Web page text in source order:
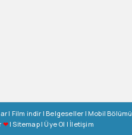
| Film indir |Belgeseller |Mobil Bölümü
❤|Sitemap|Üye Ol | İletişim